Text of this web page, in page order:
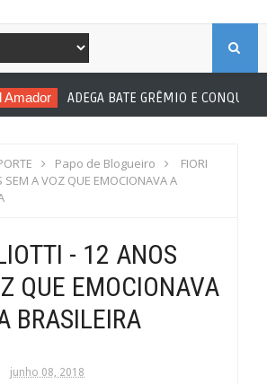
ADEGA BATE GRÊMIO E CONQUISTA
Papo de Blogueiro
FIORI
SEM A VOZ QUE EMOCIONAVA A
- 12 ANOS
QUE EMOCIONAVA
BRASILEIRA
junho 08, 2018